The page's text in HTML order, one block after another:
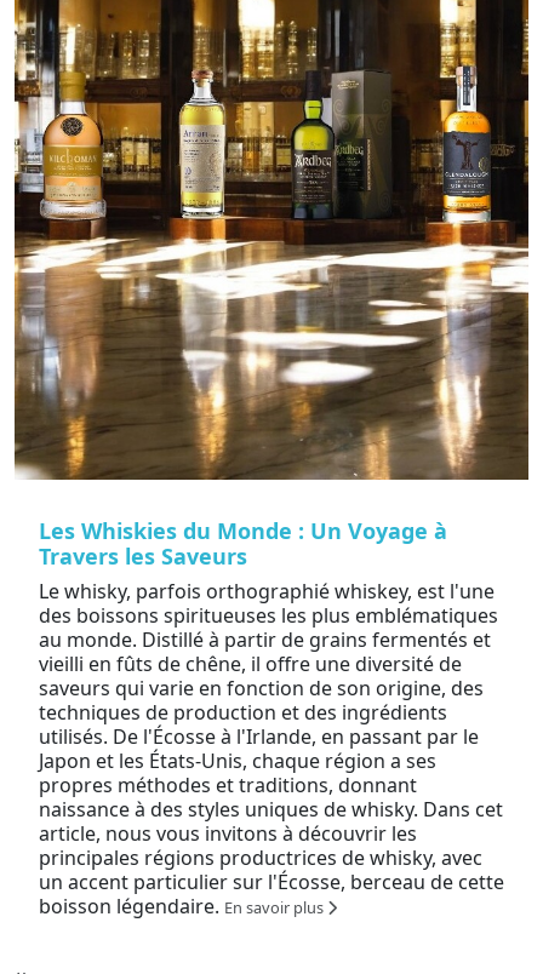
Les Whiskies du Monde : Un Voyage à
Travers les Saveurs
Le whisky, parfois orthographié whiskey, est l'une
des boissons spiritueuses les plus emblématiques
au monde. Distillé à partir de grains fermentés et
vieilli en fûts de chêne, il offre une diversité de
saveurs qui varie en fonction de son origine, des
techniques de production et des ingrédients
utilisés. De l'Écosse à l'Irlande, en passant par le
Japon et les États-Unis, chaque région a ses
propres méthodes et traditions, donnant
naissance à des styles uniques de whisky. Dans cet
article, nous vous invitons à découvrir les
principales régions productrices de whisky, avec
un accent particulier sur l'Écosse, berceau de cette
boisson légendaire. En savoir plus